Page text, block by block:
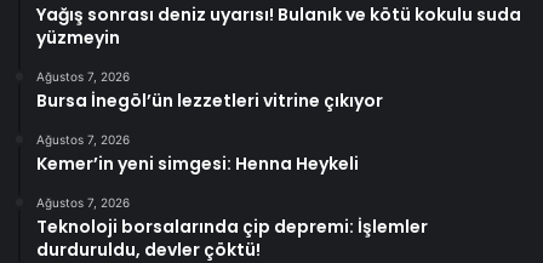
Yağış sonrası deniz uyarısı! Bulanık ve kötü kokulu suda
yüzmeyin
Ağustos 7, 2026
Bursa İnegöl’ün lezzetleri vitrine çıkıyor
Ağustos 7, 2026
Kemer’in yeni simgesi: Henna Heykeli
Ağustos 7, 2026
Teknoloji borsalarında çip depremi: İşlemler
durduruldu, devler çöktü!